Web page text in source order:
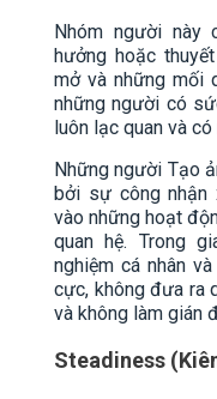
Nhóm người này
hưởng hoặc
mở và những mối
những người có
luôn lạc quan và
Những người Tạo
bởi sự công nhận
vào những hoạt
quan hệ. Trong
nghiệm cá nhân
cực, không đưa ra
và không làm gián
Steadiness